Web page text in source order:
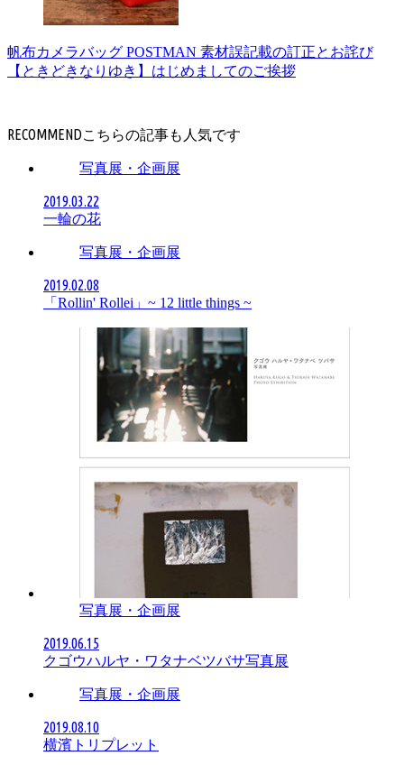
帆布カメラバッグ POSTMAN 素材誤記載の訂正とお詫び
【ときどきなりゆき】はじめましてのご挨拶
RECOMMEND
写真展・企画展
2019.03.22
一輪の花
写真展・企画展
2019.02.08
「Rollin' Rollei」~ 12 little things ~
写真展・企画展
2019.06.15
クゴウハルヤ・ワタナベツバサ写真展
写真展・企画展
2019.08.10
横濱トリプレット